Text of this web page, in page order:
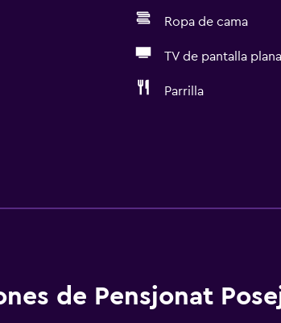
Ropa de cama
TV de pantalla plana
Parrilla
de Pensjonat